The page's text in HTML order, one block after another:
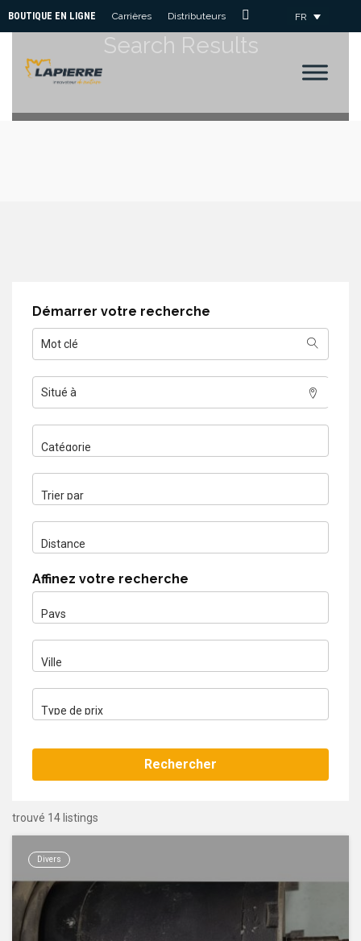
BOUTIQUE EN LIGNE Carrières
Distributeurs
Nous
Joindre
FR
Search Results
Démarrer votre recherche
Affinez votre recherche
Rechercher
trouvé 14 listings
Divers